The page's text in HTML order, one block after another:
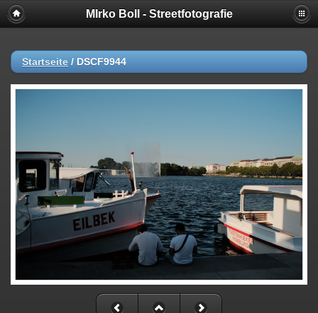
MIrko Boll - Streetfotografie
Startseite / DSCF9944